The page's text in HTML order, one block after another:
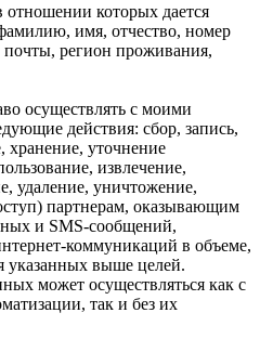
которых дается
имя, отчество, номер
почты, регион проживания,
осуществлять с моими
действия: сбор, запись,
хранение, уточнение
извлечение,
удаление, уничтожение,
партнерам, оказывающим
и SMS‑сообщений,
в объеме,
указанных выше целей.
может осуществляться как с
так и без их